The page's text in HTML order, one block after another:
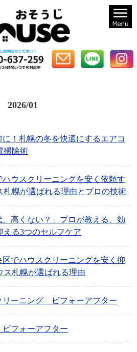
2026/01
に！札幌の冬を快適にするエアコ
掃除術
ハウスクリーニングを安く依頼す
札幌が選ばれる理由とプロの技術
、高くない？」プロが教える、効
える3つのセルフケア
でハウスクリーニングを安く抑
ス札幌が選ばれる理由
リーニング ビフォーアフター
フォーアフター